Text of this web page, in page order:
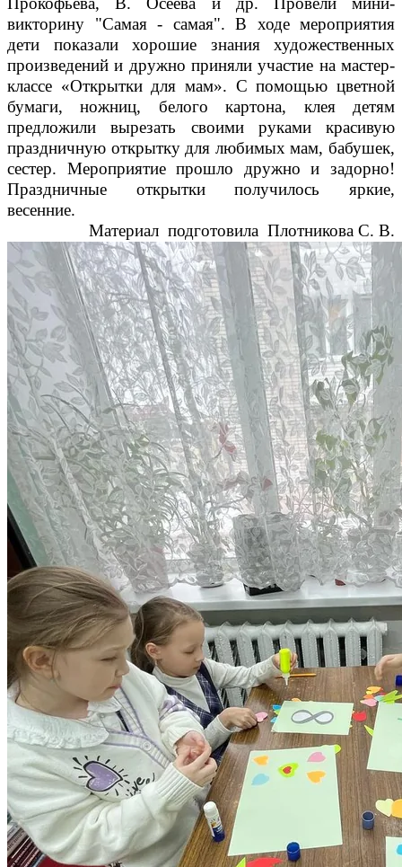
викторину "Самая - самая". В ходе мероприятия
дети показали хорошие знания художественных
произведений и дружно приняли участие на мастер-
классе «Открытки для мам». С помощью цветной
бумаги, ножниц, белого картона, клея детям
предложили вырезать своими руками красивую
праздничную открытку для любимых мам, бабушек,
сестер. Мероприятие прошло дружно и задорно!
Праздничные открытки получилось яркие,
весенние.
Материал подготовила Плотникова С. В.